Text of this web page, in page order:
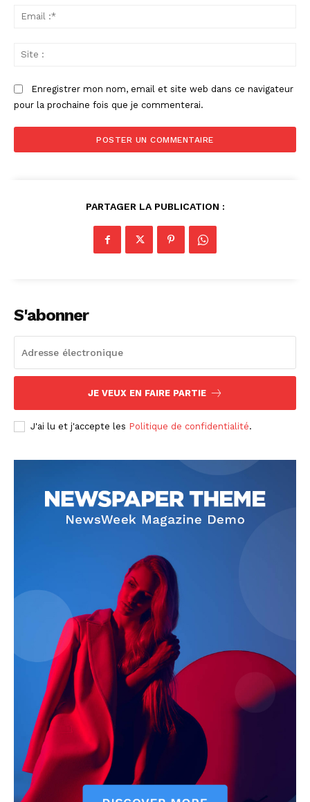
Enregistrer mon nom, email et site web dans ce navigateur
pour la prochaine fois que je commenterai.
PARTAGER LA PUBLICATION :
S'abonner
JE VEUX EN FAIRE PARTIE
J'ai lu et j'accepte les Politique de confidentialité.